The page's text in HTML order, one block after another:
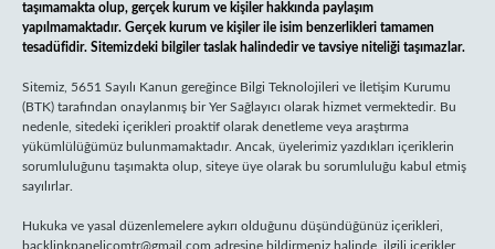
taşımamakta olup, gerçek kurum ve kişiler hakkında paylaşım
yapılmamaktadır. Gerçek kurum ve kişiler ile isim benzerlikleri tamamen
tesadüfidir. Sitemizdeki bilgiler taslak halindedir ve tavsiye niteliği taşımazlar.
Sitemiz, 5651 Sayılı Kanun gereğince Bilgi Teknolojileri ve İletişim Kurumu
(BTK) tarafından onaylanmış bir Yer Sağlayıcı olarak hizmet vermektedir. Bu
nedenle, sitedeki içerikleri proaktif olarak denetleme veya araştırma
yükümlülüğümüz bulunmamaktadır. Ancak, üyelerimiz yazdıkları içeriklerin
sorumluluğunu taşımakta olup, siteye üye olarak bu sorumluluğu kabul etmiş
sayılırlar.
Hukuka ve yasal düzenlemelere aykırı olduğunu düşündüğünüz içerikleri,
backlinkpanelicomtr@gmail.com adresine bildirmeniz halinde, ilgili içerikler